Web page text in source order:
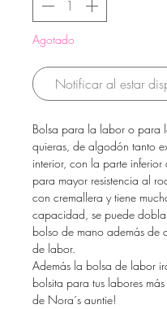
Agotado
Notificar al estar
Bolsa para la labor o para
quieras, de algodón tanto
interior, con la parte inferior
para mayor resistencia al
con cremallera y tiene
capacidad, se puede
bolso de mano además de
de labor.
Además la bolsa de labor
bolsita para tus labores
de Nora´s auntie!